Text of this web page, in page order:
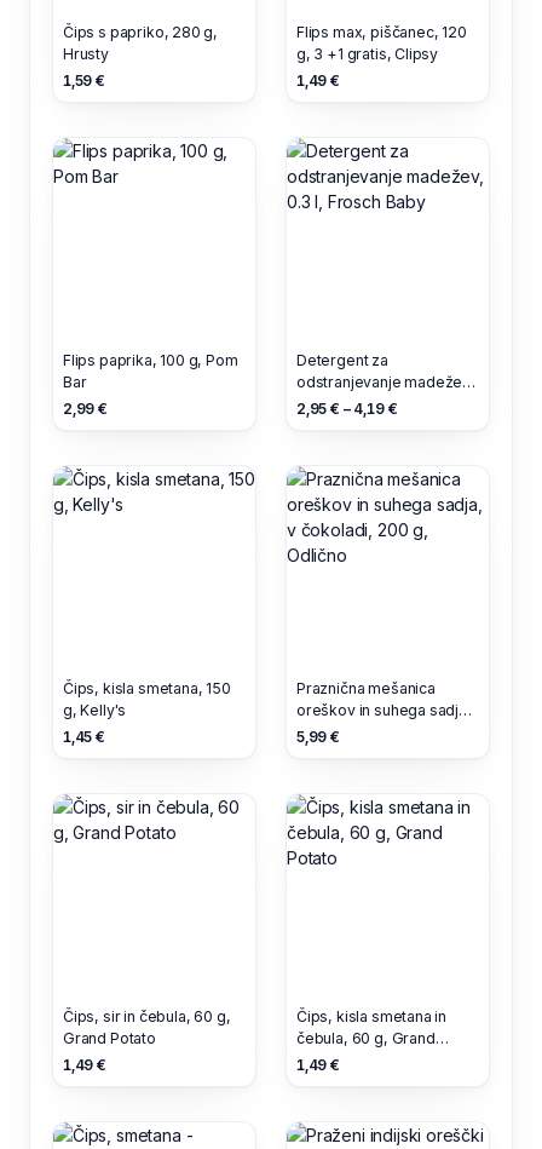
Čips s papriko, 280 g,
Hrusty
1,59 €
Flips max, piščanec, 120
g, 3 +1 gratis, Clipsy
1,49 €
Flips paprika, 100 g, Pom
Bar
2,99 €
Detergent za
odstranjevanje madežev,
0.3 l, Frosch Baby
2,95 € – 4,19 €
Čips, kisla smetana, 150
g, Kelly's
1,45 €
Praznična mešanica
oreškov in suhega sadja,
v čokoladi, 200 g,
5,99 €
Čips, sir in čebula, 60 g,
Grand Potato
1,49 €
Čips, kisla smetana in
čebula, 60 g, Grand
Potato
1,49 €